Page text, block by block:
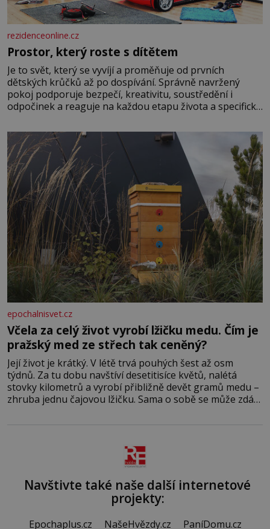
rezidenceonline.cz
Prostor, který roste s dítětem
Je to svět, který se vyvíjí a proměňuje od prvních
dětských krůčků až po dospívání. Správně navržený
pokoj podporuje bezpečí, kreativitu, soustředění i
odpočinek a reaguje na každou etapu života a specifické
měkkost a bezpečí, proto by pokoj miminka měl působit
především klidně a útulně. Předškolní věk je
epochalnisvet.cz
Včela za celý život vyrobí lžičku medu. Čím je
pražský med ze střech tak ceněný?
Její život je krátký. V létě trvá pouhých šest až osm
týdnů. Za tu dobu navštíví desetitisíce květů, nalétá
stovky kilometrů a vyrobí přibližně devět gramů medu –
zhruba jednu čajovou lžičku. Sama o sobě se může zdát
Navštivte také naše další internetové
projekty:
Epochaplus.cz NašeHvězdy.cz
PaníDomu.cz